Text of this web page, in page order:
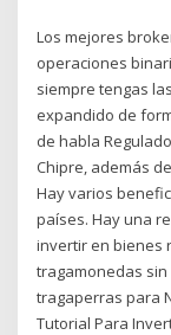
Los mejores
operaciones
siempre tengas
expandido de
de habla
Chipre, además de
Hay varios
países. Hay una
invertir en bienes
tragamonedas
tragaperras para
Tutorial Para